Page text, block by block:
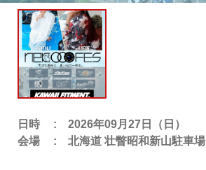
日時
2026年09月27日（日）
会場
北海道 壮瞥昭和新山駐車場